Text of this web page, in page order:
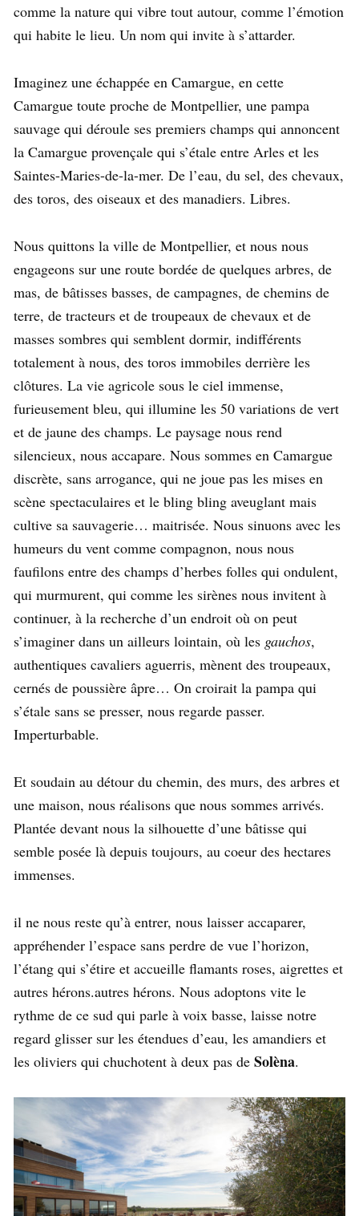
comme la nature qui vibre tout autour, comme l’émotion
qui habite le lieu. Un nom qui invite à s’attarder.
Imaginez une échappée en Camargue, en cette
Camargue toute proche de Montpellier, une pampa
sauvage qui déroule ses premiers champs qui annoncent
la Camargue provençale qui s’étale entre Arles et les
Saintes-Maries-de-la-mer. De l’eau, du sel, des chevaux,
des toros, des oiseaux et des manadiers. Libres.
Nous quittons la ville de Montpellier, et nous nous
engageons sur une route bordée de quelques arbres, de
mas, de bâtisses basses, de campagnes, de chemins de
terre, de tracteurs et de troupeaux de chevaux et de
masses sombres qui semblent dormir, indifférents
totalement à nous, des toros immobiles derrière les
clôtures. La vie agricole sous le ciel immense,
furieusement bleu, qui illumine les 50 variations de vert
et de jaune des champs. Le paysage nous rend
silencieux, nous accapare. Nous sommes en Camargue
discrète, sans arrogance, qui ne joue pas les mises en
scène spectaculaires et le bling bling aveuglant mais
cultive sa sauvagerie… maitrisée. Nous sinuons avec les
humeurs du vent comme compagnon, nous nous
faufilons entre des champs d’herbes folles qui ondulent,
qui murmurent, qui comme les sirènes nous invitent à
continuer, à la recherche d’un endroit où on peut
s’imaginer dans un ailleurs lointain, où les gauchos,
authentiques cavaliers aguerris, mènent des troupeaux,
cernés de poussière âpre… On croirait la pampa qui
s’étale sans se presser, nous regarde passer.
Imperturbable.
Et soudain au détour du chemin, des murs, des arbres et
une maison, nous réalisons que nous sommes arrivés.
Plantée devant nous la silhouette d’une bâtisse qui
semble posée là depuis toujours, au coeur des hectares
immenses.
il ne nous reste qu’à entrer, nous laisser accaparer,
appréhender l’espace sans perdre de vue l’horizon,
l’étang qui s’étire et accueille flamants roses, aigrettes et
autres hérons.autres hérons. Nous adoptons vite le
rythme de ce sud qui parle à voix basse, laisse notre
regard glisser sur les étendues d’eau, les amandiers et
les oliviers qui chuchotent à deux pas de Solèna.